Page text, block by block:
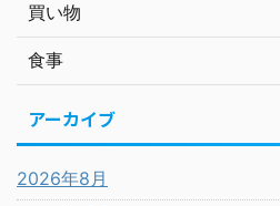
買い物
食事
アーカイブ
2026年8月